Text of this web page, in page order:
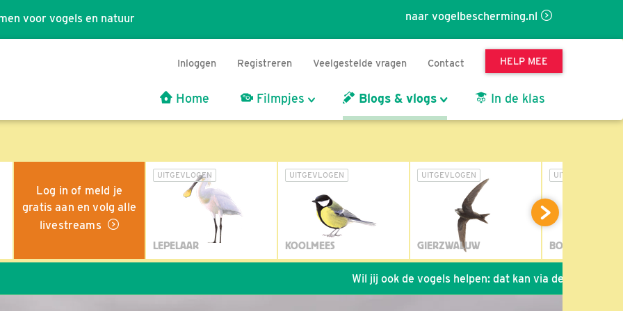
naar vogelbescherming.nl
voor vogels en natuur
Inloggen Registreren Veelgestelde vragen Contact HELP MEE
Home Filmpjes Blogs & vlogs In de klas
Log in of meld je
gratis aan en volg alle
livestreams
UITGEVLOGEN
LEPELAAR
UITGEVLOGEN
KOOLMEES
UITGEVLOGEN
GIERZWALUW
UITGEVLOGEN
BOSUIL
Wil jij ook de vogels helpen: dat kan via de link! *Seizoen